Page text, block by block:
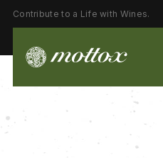
Contribute to a Life with Wines.